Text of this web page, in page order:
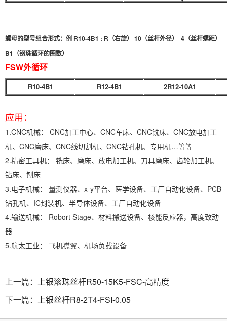
螺母的型号组合形式：例 R10-4B1 : R（右旋） 10（丝杆外径） 4（丝杆螺距）
B1（钢珠循环的圈数）
FSW外循环
R10-4B1 R12-4B1 2R12-10A1
应用：
1.CNC机械： CNC加工中心、CNC车床、CNC铣床、CNC放电加工
机、CNC磨床、CNC线切割机、CNC钻孔机、专用机…等等
2.精密工具机： 铣床、磨床、放电加工机、刀具磨床、齿轮加工机、
钻床、刨床
3.电子机械： 量测仪器、x-y平台、医学设备、工厂自动化设备、PCB
钻孔机、IC封装机、半导体设备、工厂自动化设备
4.输送机械： Robort Stage、材料搬送设备、核能反应器，高度致动
器
5.航太工业： 飞机襟翼、机场负载设备
上一篇： 上银滚珠丝杆R50-15K5-FSC-高精度
下一篇： 上银丝杆R8-2T4-FSI-0.05